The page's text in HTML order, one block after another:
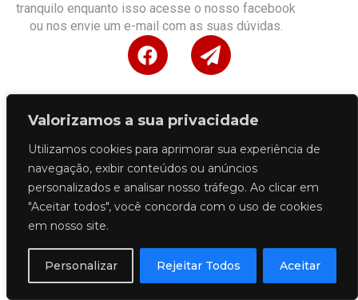
Valorizamos a sua privacidade
Utilizamos cookies para aprimorar sua experiência de
navegação, exibir conteúdos ou anúncios
personalizados e analisar nosso tráfego. Ao clicar em
"Aceitar todos", você concorda com o uso de cookies
em nosso site.
Personalizar Rejeitar Todos Aceitar
tranquilo enquanto isso acesse o nosso facebook
ou nos envie um e-mail com as suas dúvidas.